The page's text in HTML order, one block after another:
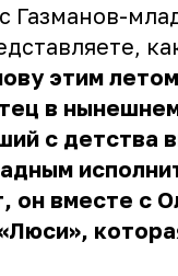
Газманов-
этим
в
с детства
он вместе с